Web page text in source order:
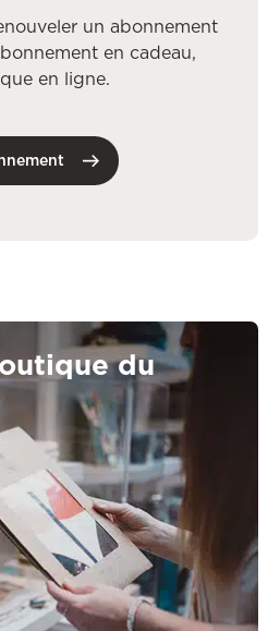
un abonnement
en cadeau,
en ligne.
du